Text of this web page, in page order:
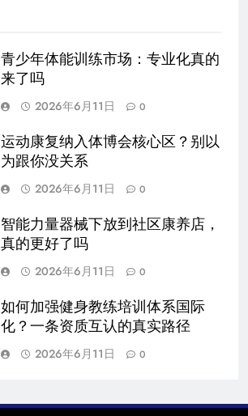
青少年体能训练市场：专业化真的
来了吗
2026年6月11日
0
运动康复纳入体博会核心区？别以
为跟你没关系
2026年6月11日
0
智能力量器械下放到社区康养店，
真的更好了吗
2026年6月11日
0
如何加强健身教练培训体系国际
化？一条资质互认的真实路径
2026年6月11日
0